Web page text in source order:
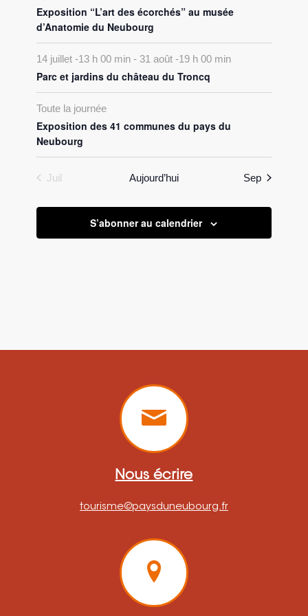
Exposition “L’art des écorchés” au musée
d’Anatomie du Neubourg
14 juillet -13 h 00 min -31 août -19 h 00 min
Parc et jardins du château du Troncq
Toute la journée
Exposition des 41 communes du pays du
Neubourg
Juil Aujourd’hui Sep
S’abonner au calendrier
Nous écrire
tourisme@paysduneubourg.fr